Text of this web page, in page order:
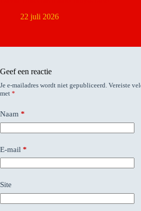
22 juli 2026
Geef een reactie
Je e-mailadres wordt niet gepubliceerd. Vereiste
met *
Naam *
E-mail *
Site